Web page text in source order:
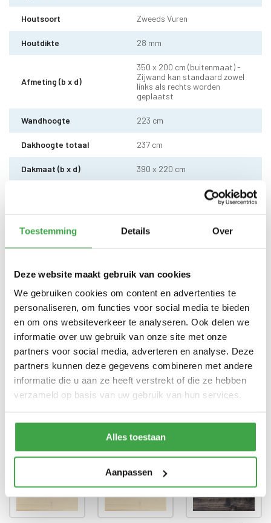
Toestemming Details Over
Deze website maakt gebruik van cookies
We gebruiken cookies om content en advertenties te
personaliseren, om functies voor social media te bieden
en om ons websiteverkeer te analyseren. Ook delen we
informatie over uw gebruik van onze site met onze
partners voor social media, adverteren en analyse. Deze
partners kunnen deze gegevens combineren met andere
informatie die u aan ze heeft verstrekt of die ze hebben
verzameld op basis van uw gebruik van hun services.
Alles toestaan
Aanpassen
Houtsoort Zweeds Vuren
Houtdikte 28 mm
Afmeting (b x d)
350 x 200 cm (buitenmaat) -
Zijwand kan standaard zowel
links als rechts worden
geplaatst
Wandhoogte 223 cm
Dakhoogte totaal 237 cm
Dakmaat (b x d) 390 x 220 cm
10 x 10 cm - 1 stuks incl.
Schoren 7 x 7 cm - 2 stuks
Dakhout
Dakbedekking
EPDM uit 1 stuk geleverd incl.
tot aan maaiveld - 10 jaar
garantie
Bevestigingsmaterialen
Alle bevestigingsmaterialen
zijn inbegrepen
Transport
Gratis thuisbezorgd - In
Nederland